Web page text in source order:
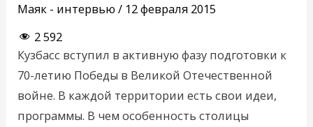
Маяк - интервью / 12 февраля 2015
2 592
Кузбасс вступил в активную фазу подготовки к
70-летию Победы в Великой Отечественной
войне. В каждой территории есть свои идеи,
программы. В чем особенность столицы